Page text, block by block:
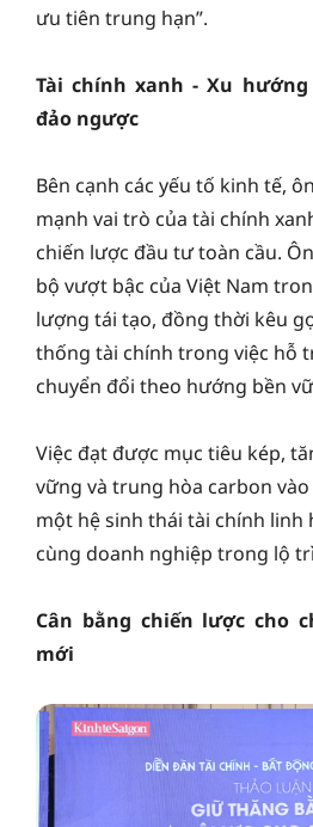
ưu tiên trung hạn”.
Tài chính xanh - Xu
đảo ngược
Bên cạnh các yếu tố kinh tế,
mạnh vai trò của tài chính
chiến lược đầu tư toàn cầu.
bộ vượt bậc của Việt Nam
lượng tái tạo, đồng thời kêu
thống tài chính trong việc hỗ
chuyển đổi theo hướng bền
Việc đạt được mục tiêu kép,
vững và trung hòa carbon
một hệ sinh thái tài chính linh
cùng doanh nghiệp trong lộ
Cân bằng chiến lược cho
mới